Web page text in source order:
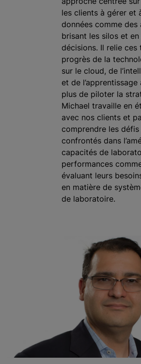
les clients à gérer et
données comme
brisant les silos et
décisions. Il relie ces
progrès de la
sur le cloud, de
et de
plus de piloter la
Michael travaille en
avec nos clients et
comprendre les
confrontés dans
capacités de
performances
évaluant leurs
en matière de
de laboratoire.